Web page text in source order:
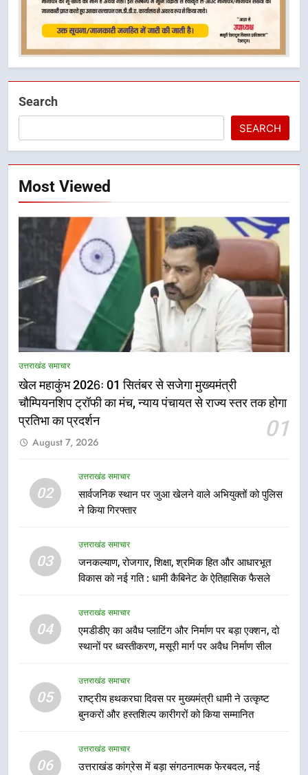
Search
SEARCH
Most Viewed
उत्तराखंड समाचार
खेल महाकुंभ 2026ः 01 सितंबर से सजेगा मुख्यमंत्री
चौम्पियनशिप ट्रॉफी का मंच, न्याय पंचायत से राज्य स्तर तक होगा
प्रतिभा का प्रदर्शन
01
August 7, 2026
02
उत्तराखंड समाचार
सार्वजनिक स्थान पर जुआ खेलने वाले अभियुक्तों को पुलिस
ने किया गिरफ्तार
03
उत्तराखंड समाचार
जनकल्याण, रोजगार, शिक्षा, श्रमिक हित और आधारभूत
विकास को नई गति : धामी कैबिनेट के ऐतिहासिक फैसले
04
उत्तराखंड समाचार
एमडीडीए का अवैध प्लाटिंग और निर्माण पर बड़ा एक्शन, दो
स्थानों पर ध्वस्तीकरण, मसूरी मार्ग पर अवैध निर्माण सील
05
उत्तराखंड समाचार
राष्ट्रीय हथकरघा दिवस पर मुख्यमंत्री धामी ने उत्कृष्ट
बुनकरों और हस्तशिल्प कारीगरों को किया सम्मानित
06
उत्तराखंड समाचार
उत्तराखंड कांग्रेस में बड़ा संगठनात्मक फेरबदल, नई
राष्ट्रीय हथकरघा दिवस पर मुख्यमंत्री
कारीगरों को किया सम्मानित
उत्तराखंड समाचार
6
का गठन
उत्तराखंड समाचार
देना सरकार की सर्वोच्च प्राथमिकता, आने
वाले महीनों में हजारों पदों पर की जाएगी
भर्ती
उत्तराखंड समाचार
दिल्ली-देहरादून आर्थिक कॉरिडोर से जुड़ी
12 किमी ग्रीनफील्ड बाईपास परियोजना
निर्देश, सुरक्षा मानकों से कोई समझौता
नहींः डीएम
1
खेल महाकुंभ 2026ः 01 सितंबर से सजेगा
न्याय पंचायत से राज्य स्तर तक होगा
प्रतिभा का प्रदर्शन
उत्तराखंड समाचार